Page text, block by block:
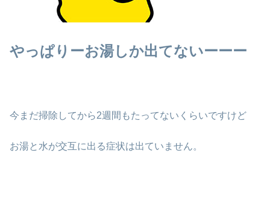
やっぱりーお湯しか出てないーーー
今まだ掃除してから2週間もたってないくらいですけど
お湯と水が交互に出る症状は出ていません。